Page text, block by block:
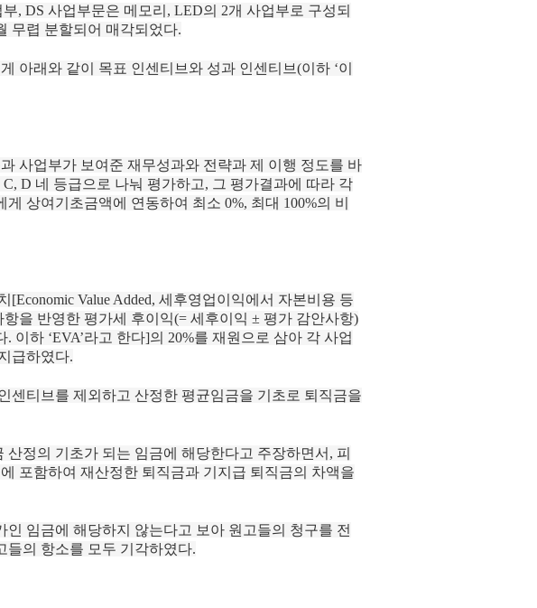
, DS 사업부문은 메모리, LED의 2개 사업부로 구성되
무렵 분할되어 매각되었다.
아래와 같이 목표 인센티브와 성과 인센티브(이하 ‘이
사업부가 보여준 재무성과와 전략과 제 이행 정도를 바
D 네 등급으로 나눠 평가하고, 그 평가결과에 따라 각
상여기초금액에 연동하여 최소 0%, 최대 100%의 비
Value Added, 세후영업이익에서 자본비용 등
을 반영한 평가세 후이익(= 세후이익 ± 평가 감안사항)
하 ‘EVA’라고 한다]의 20%를 재원으로 삼아 각 사업
급하였다.
센티브를 제외하고 산정한 평균임금을 기초로 퇴직금을
정의 기초가 되는 임금에 해당한다고 주장하면서, 피
포함하여 재산정한 퇴직금과 기지급 퇴직금의 차액을
임금에 해당하지 않는다고 보아 원고들의 청구를 전
들의 항소를 모두 기각하였다.